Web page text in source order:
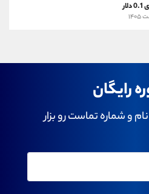
رایگان
و شماره تماست رو بزار